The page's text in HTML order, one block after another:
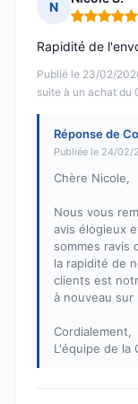
N
Note : 5
Publié le 23/02/
suite à un achat du
Rapidité de
Réponse de
Publiée le 24/02/
Chère Nicole,
Nous vous
avis élogieux
sommes ravis
la rapidité de
clients est
à nouveau
Cordialement,
L'équipe de la